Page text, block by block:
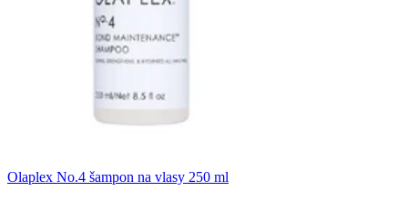
Olaplex No.4 šampon na vlasy 250 ml